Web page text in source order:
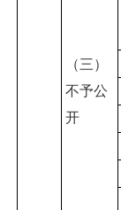
（三）
不予公
开